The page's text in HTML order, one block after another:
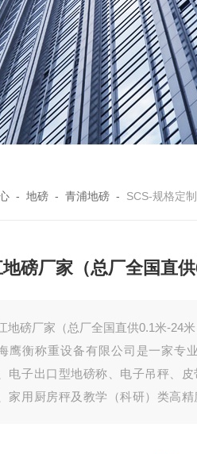
-地磅 -青浦地磅 - SCS-规格定制浦
磅厂家（总厂全国直供
地磅厂家（总厂全国直供0.1米-24米
海鹰衡称重设备有限公司是一家专
电子出口型地磅称、电子吊秤、
家用厨房秤及教学（科研）类高